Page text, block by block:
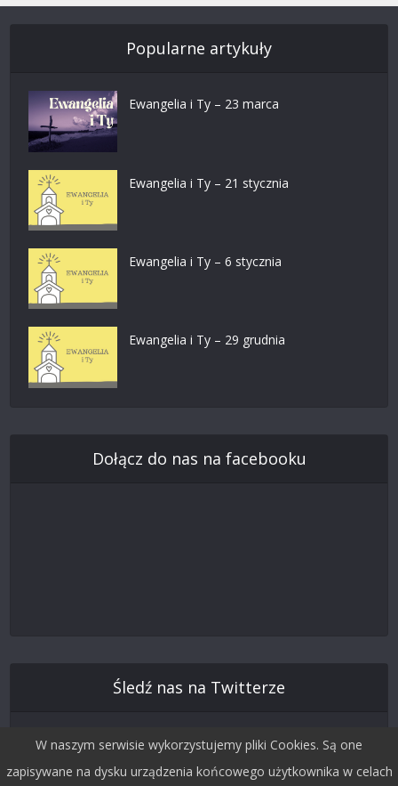
Popularne artykuły
Ewangelia i Ty – 23 marca
Ewangelia i Ty – 21 stycznia
Ewangelia i Ty – 6 stycznia
Ewangelia i Ty – 29 grudnia
Dołącz do nas na facebooku
Śledź nas na Twitterze
W naszym serwisie wykorzystujemy pliki Cookies. Są one
zapisywane na dysku urządzenia końcowego użytkownika w celach